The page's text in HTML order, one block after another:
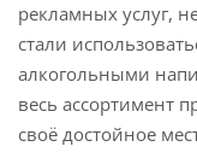
рекламных услуг,
стали
алкогольными
весь ассортимент
своё достойное